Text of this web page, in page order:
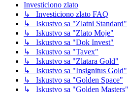
Investiciono zlato
↳ Investiciono zlato FAQ
↳ Iskustvo sa "Zlatni Standard"
↳ Iskustvo sa "Zlato Moje"
↳ Iskustvo sa "Dok Invest"
↳ Iskustvo sa "Tavex"
↳ Iskustvo sa "Zlatara Gold"
↳ Iskustvo sa "Insignitus Gold"
↳ Iskustvo sa "Golden Space"
↳ Iskustvo sa "Golden Masters"